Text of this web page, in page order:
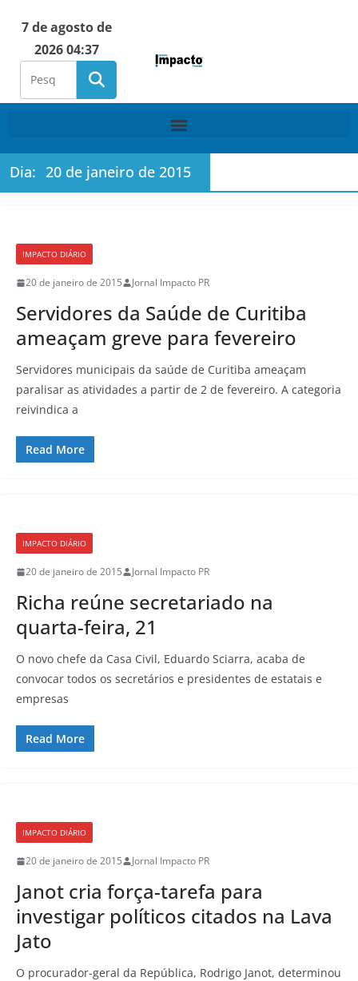
7 de agosto de
2026 04:37
Dia: 20 de janeiro de 2015
IMPACTO DIÁRIO
20 de janeiro de 2015 Jornal Impacto PR
Servidores da Saúde de Curitiba
ameaçam greve para fevereiro
Servidores municipais da saúde de Curitiba ameaçam
paralisar as atividades a partir de 2 de fevereiro. A categoria
reivindica a
Read More
IMPACTO DIÁRIO
20 de janeiro de 2015 Jornal Impacto PR
Richa reúne secretariado na
quarta-feira, 21
O novo chefe da Casa Civil, Eduardo Sciarra, acaba de
convocar todos os secretários e presidentes de estatais e
empresas
Read More
IMPACTO DIÁRIO
20 de janeiro de 2015 Jornal Impacto PR
Janot cria força-tarefa para
investigar políticos citados na Lava
Jato
O procurador-geral da República, Rodrigo Janot, determinou